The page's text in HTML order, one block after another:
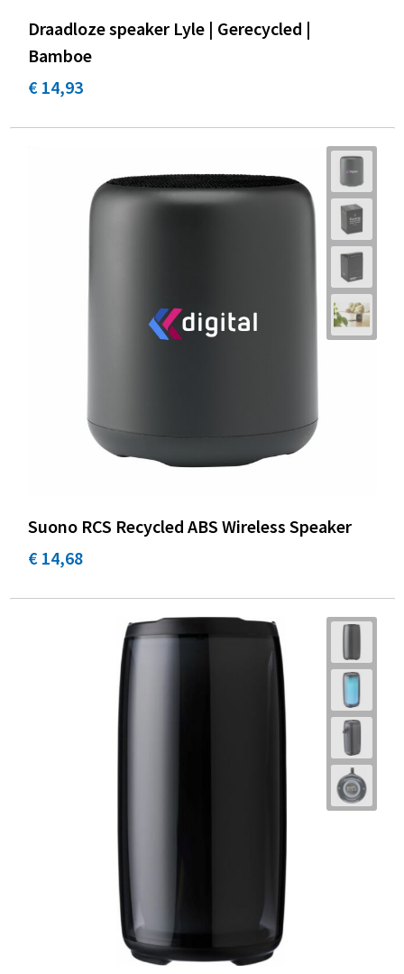
Draadloze speaker Lyle | Gerecycled |
Bamboe
€ 14,93
Suono RCS Recycled ABS Wireless Speaker
€ 14,68